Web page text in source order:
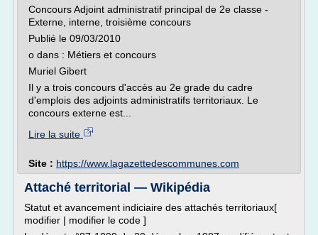
Concours Adjoint administratif principal de 2e classe -
Externe, interne, troisième concours
Publié le 09/03/2010
o dans : Métiers et concours
Muriel Gibert
Il y a trois concours d'accès au 2e grade du cadre
d'emplois des adjoints administratifs territoriaux. Le
concours externe est...
Lire la suite
Site : https://www.lagazettedescommunes.com
Attaché territorial — Wikipédia
Statut et avancement indiciaire des attachés territoriaux[
modifier | modifier le code ]